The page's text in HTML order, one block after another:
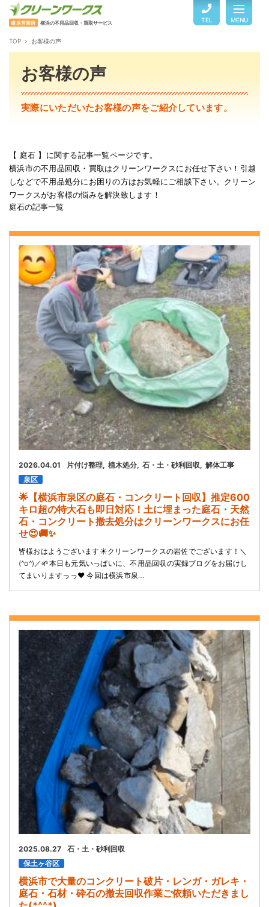
横浜営業所 横浜の不用品回収・買取サービス TEL MENU
サービスのご案内
回収品目・料金
お客様の声
お問い合わせ
会社概要
キャンペーン
WEB割引券プレゼント！
TOP お客様の声
お客様の声
実際にいただいたお客様の声をご紹介しています。
【 庭石 】に関する記事一覧ページです。
横浜市の不用品回収・買取はクリーンワークスにお任せ下さい！引越
しなどで不用品処分にお困りの方はお気軽にご相談下さい。クリーン
ワークスがお客様の悩みを解決致します！
庭石の記事一覧
2026.04.01 片付け整理 植木処分 石・土・砂利回収
解体工事
泉区
🌟【横浜市泉区の庭石・コンクリート回収】推定600
キロ超の特大石も即日対応！土に埋まった庭石・天然
石・コンクリート撤去処分はクリーンワークスにお任
せ😍🚚✨
皆様おはようございます☀️クリーンワークスの岩佐でございます！＼
(^o^)／🌱本日も元気いっぱいに、不用品回収の実録ブログをお届けし
てまいりますっっ❤️ 今回は横浜市泉…
2025.08.27
石・土・砂利回収
保土ヶ谷区
横浜市で大量のコンクリート破片・レンガ・ガレキ・
庭石・石材・砕石の撤去回収作業ご依頼いただきまし